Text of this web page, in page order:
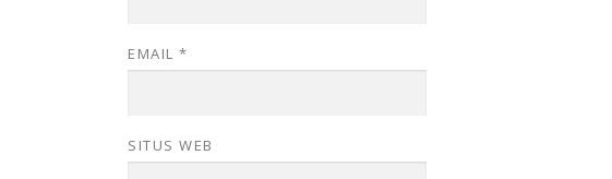
EMAIL *
SITUS WEB